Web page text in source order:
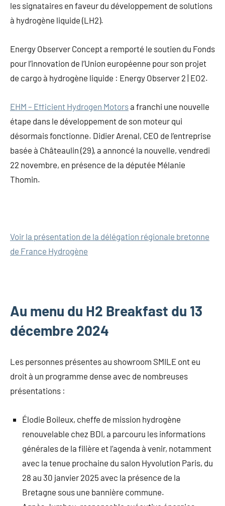
les signataires en faveur du développement de solutions
à hydrogène liquide (LH2).
Energy Observer Concept a remporté le soutien du Fonds
pour l’innovation de l’Union européenne pour son projet
de cargo à hydrogène liquide : Energy Observer 2 | EO2.
EHM – Efficient Hydrogen Motorsa franchi une nouvelle
étape dans le développement de son moteur qui
désormais fonctionne. Didier Arenal, CEO de l’entreprise
basée à Châteaulin (29), a annoncé la nouvelle, vendredi
22 novembre, en présence de la députée Mélanie
Thomin.
Voir la présentation de la délégation régionale bretonne
de France Hydrogène
Au menu du H2 Breakfast du 13
décembre 2024
Les personnes présentes au showroom SMILE ont eu
droit à un programme dense avec de nombreuses
présentations :
Élodie Boileux, cheffe de mission hydrogène
renouvelable chez BDI, a parcouru les informations
générales de la filière et l’agenda à venir, notamment
avec la tenue prochaine du salon Hyvolution Paris, du
28 au 30 janvier 2025 avec la présence de la
Bretagne sous une bannière commune.